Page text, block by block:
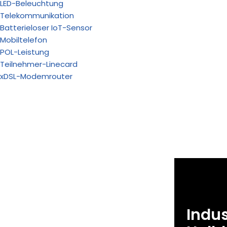
LED-Beleuchtung
Telekommunikation
Batterieloser IoT-Sensor
Mobiltelefon
POL-Leistung
Teilnehmer-Linecard
xDSL-Modemrouter